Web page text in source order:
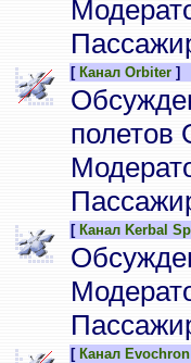
[ Канал Orbiter ]
полетов
[ Канал Kerbal
[ Канал Evochron